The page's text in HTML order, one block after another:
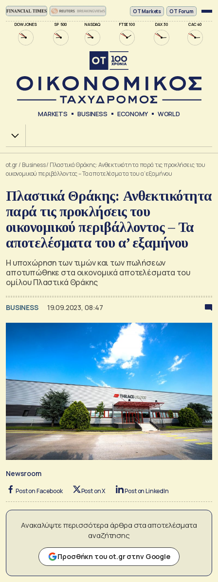
DOW JONES SP 500 NASDAQ FTSE 100 DAX 30 CAC 40
ΟΤ Markets OT Forum
MARKETS BUSINESS ECONOMY WORLD
Χ.Α.
ot.gr/ Business/ Πλαστικά Θράκης: Ανθεκτικότητα παρά τις προκλήσεις του
οικονομικού περιβάλλοντος – Τα αποτελέσματα του α’ εξαμήνου
Πλαστικά Θράκης: Ανθεκτικότητα
παρά τις προκλήσεις του
οικονομικού περιβάλλοντος – Τα
αποτελέσματα του α’ εξαμήνου
Η υποχώρηση των τιμών και των πωλήσεων
αποτυπώθηκε στα οικονομικά αποτελέσματα του
ομίλου Πλαστικά Θράκης
BUSINESS 19.09.2023, 08:47
Newsroom
Post on Facebook Post on X Post on LinkedIn
Ανακαλύψτε περισσότερα άρθρα στα αποτελέσματα
αναζήτησης
Προσθήκη του ot.gr στην Google